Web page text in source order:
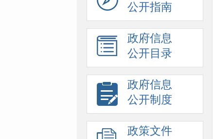
公开指南
政府信息
公开目录
政府信息
公开制度
政策文件